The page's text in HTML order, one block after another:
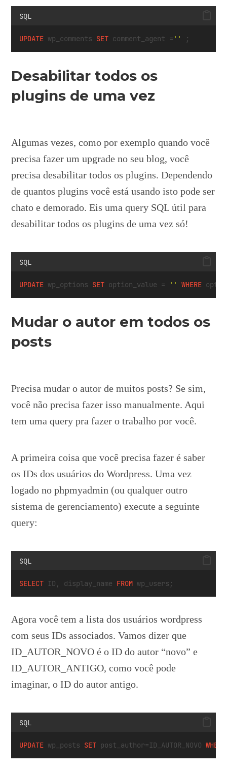
SQL
UPDATE wp_comments SET comment_agent = '' ;
Desabilitar todos os
plugins de uma vez
Algumas vezes, como por exemplo quando você
precisa fazer um upgrade no seu blog, você
precisa desabilitar todos os plugins. Dependendo
de quantos plugins você está usando isto pode ser
chato e demorado. Eis uma query SQL útil para
desabilitar todos os plugins de uma vez só!
SQL
UPDATE wp_options SET option_value = '' WHERE
Mudar o autor em todos os
posts
Precisa mudar o autor de muitos posts? Se sim,
você não precisa fazer isso manualmente. Aqui
tem uma query pra fazer o trabalho por você.
A primeira coisa que você precisa fazer é saber
os IDs dos usuários do Wordpress. Uma vez
logado no phpmyadmin (ou qualquer outro
sistema de gerenciamento) execute a seguinte
query:
SQL
SELECT ID, display_name FROM wp_users;
Agora você tem a lista dos usuários wordpress
com seus IDs associados. Vamos dizer que
ID_AUTOR_NOVO é o ID do autor “novo” e
ID_AUTOR_ANTIGO, como você pode
imaginar, o ID do autor antigo.
SQL
UPDATE wp_posts SET post_author=ID_AUTOR_NOVO WHERE